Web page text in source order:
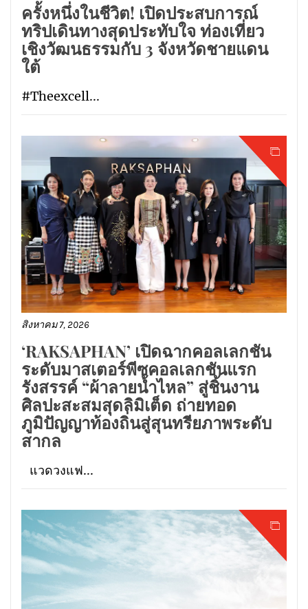
ครั้งหนึ่งในชีวิต! เปิดประสบการณ์
ทริปเดินทางสุดประทับใจ ท่องเที่ยว
เชิงวัฒนธรรมกับ 3 จังหวัดชายแดน
ใต้
#Theexcell...
สิงหาคม 7, 2026
‘RAKSAPHAN’ เปิดฉากคอลเลกชัน
ระดับมาสเตอร์พีซคอลเลกชันแรก
รังสรรค์ “ผ้าลายน้ำไหล” สู่ชิ้นงาน
ศิลปะสะสมสุดลิมิเต็ด ถ่ายทอด
ภูมิปัญญาท้องถิ่นสู่สุนทรียภาพระดับ
สากล
แวดวงแฟ...